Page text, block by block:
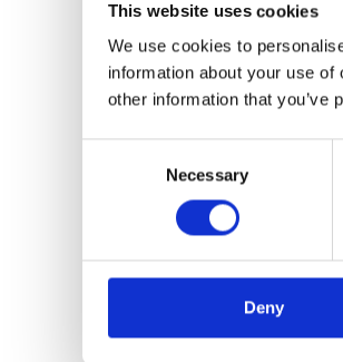
This website uses cookies
We use cookies to
information about your use
other information that you’ve
Necessary
Deny